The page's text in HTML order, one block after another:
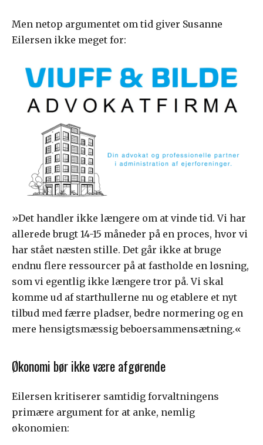
Men netop argumentet om tid giver Susanne
Eilersen ikke meget for:
»Det handler ikke længere om at vinde tid. Vi har
allerede brugt 14-15 måneder på en proces, hvor vi
har stået næsten stille. Det går ikke at bruge
endnu flere ressourcer på at fastholde en løsning,
som vi egentlig ikke længere tror på. Vi skal
komme ud af starthullerne nu og etablere et nyt
tilbud med færre pladser, bedre normering og en
mere hensigtsmæssig beboersammensætning.«
Økonomi bør ikke være afgørende
Eilersen kritiserer samtidig forvaltningens
primære argument for at anke, nemlig
økonomien: